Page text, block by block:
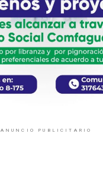
ANUNCIO PUBLICITARIO